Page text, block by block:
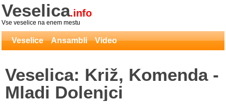
Veselica.info
Vse veselice na enem mestu
Veselice Ansambli Video
Veselica: Križ, Komenda -
Mladi Dolenjci